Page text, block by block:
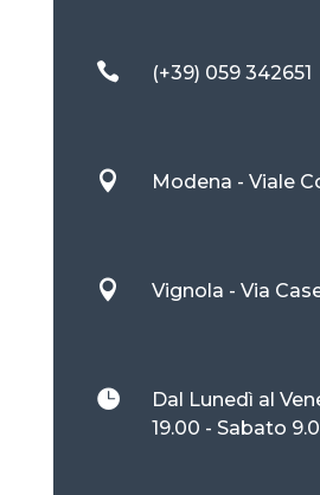
 (+39) 059 342651
 Modena - Viale
 Vignola - Via

Dal Lunedì al
19.00 - Sabato